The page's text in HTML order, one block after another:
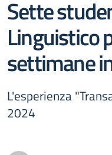
Sette
Linguistico
settimane
L'esperienza
2024